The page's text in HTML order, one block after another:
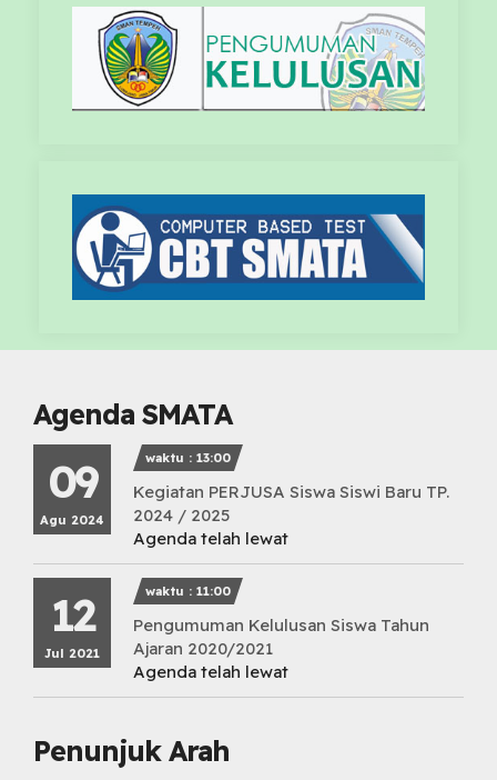
Agenda SMATA
09
Agu 2024
waktu : 13:00
Kegiatan PERJUSA Siswa Siswi Baru TP.
2024 / 2025
Agenda telah lewat
12
Jul 2021
waktu : 11:00
Pengumuman Kelulusan Siswa Tahun
Ajaran 2020/2021
Agenda telah lewat
Penunjuk Arah